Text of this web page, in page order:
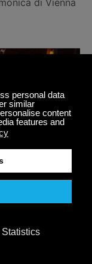
di Vienna